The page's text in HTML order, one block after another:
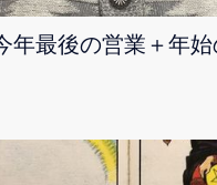
最後の営業＋年始